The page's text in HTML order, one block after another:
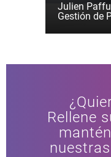
Julien
Gestión de
Rellene